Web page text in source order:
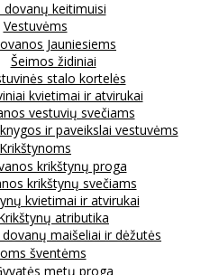
dovanų keitimuisi
Vestuvėms
Jauniesiems
Šeimos židiniai
stalo kortelės
kvietimai ir atvirukai
vestuvių svečiams
ir paveikslai vestuvėms
Krikštynoms
krikštynų proga
krikštynų svečiams
kvietimai ir atvirukai
atributika
maišeliai ir dėžutės
šventėms
metų proga